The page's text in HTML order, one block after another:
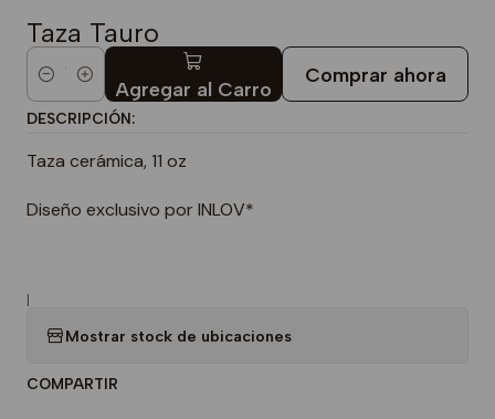
Taza Tauro
Cantidad Agregar al Carro
Comprar ahora
DESCRIPCIÓN:
Taza cerámica, 11 oz
Diseño exclusivo por INLOV*
|
Mostrar stock de ubicaciones
COMPARTIR